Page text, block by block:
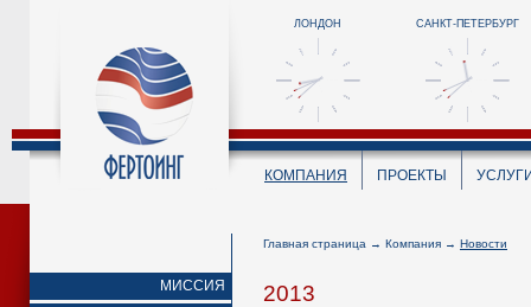
ЛОНДОН САНКТ-ПЕТЕРБУРГ
КОМПАНИЯ ПРОЕКТЫ
МИССИЯ
Главная страница → Компания → Новости
2013